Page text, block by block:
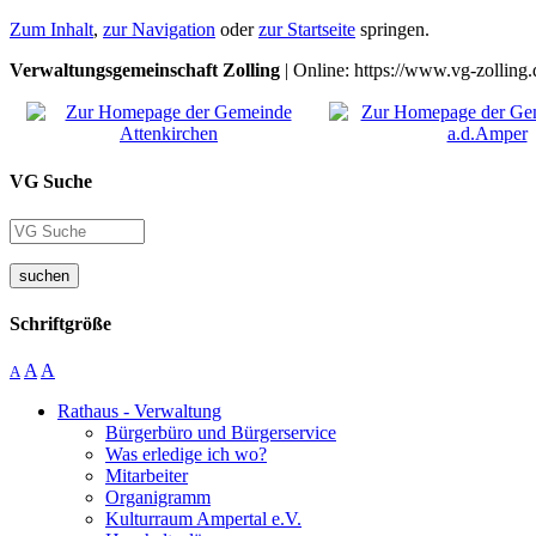
Zum Inhalt, zur Navigation oderzur Startseite springen.
Verwaltungsgemeinschaft Zolling | Online: https://www.vg-
VG Suche
suchen
Schriftgröße
A A A
Rathaus - Verwaltung
Bürgerbüro und Bürgerservice
Was erledige ich wo?
Mitarbeiter
Organigramm
Kulturraum Ampertal e.V.